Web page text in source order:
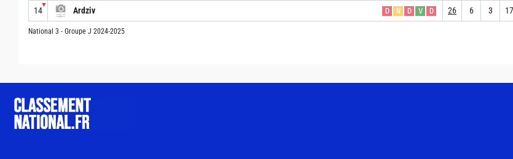
14
▼
Ardziv D N D V D 26 6 3 17
National 3 - Groupe J 2024-2025